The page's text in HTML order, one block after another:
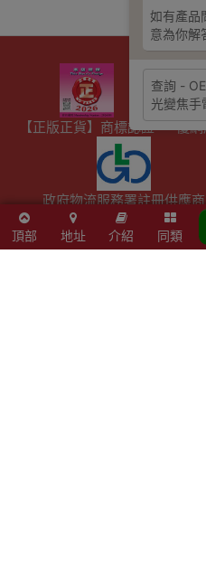
如有產品
意為你解
頂部 地址 介紹 同類
【正版正貨】商標認證 優
政府物流服務署註冊供應商